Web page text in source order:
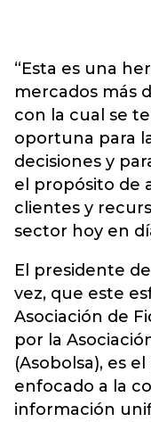
“Esta es una
mercados más
con la cual se
oportuna para
decisiones y
el propósito de
clientes y
sector hoy en
El presidente
vez, que este
Asociación de
por la
(Asobolsa), es
enfocado a la
información